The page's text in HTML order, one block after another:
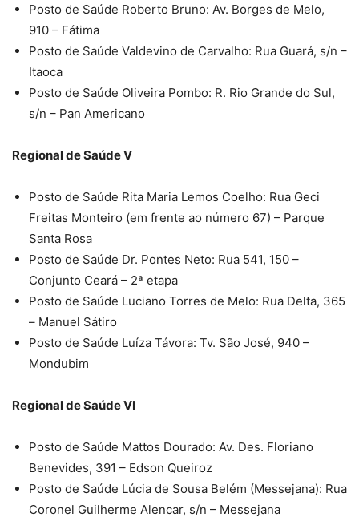
Posto de Saúde Roberto Bruno: Av. Borges de Melo,
910 – Fátima
Posto de Saúde Valdevino de Carvalho: Rua Guará, s/n –
Itaoca
Posto de Saúde Oliveira Pombo: R. Rio Grande do Sul,
s/n – Pan Americano
Regional de Saúde V
Posto de Saúde Rita Maria Lemos Coelho: Rua Geci
Freitas Monteiro (em frente ao número 67) – Parque
Santa Rosa
Posto de Saúde Dr. Pontes Neto: Rua 541, 150 –
Conjunto Ceará – 2ª etapa
Posto de Saúde Luciano Torres de Melo: Rua Delta, 365
– Manuel Sátiro
Posto de Saúde Luíza Távora: Tv. São José, 940 –
Mondubim
Regional de Saúde VI
Posto de Saúde Mattos Dourado: Av. Des. Floriano
Benevides, 391 – Edson Queiroz
Posto de Saúde Lúcia de Sousa Belém (Messejana): Rua
Coronel Guilherme Alencar, s/n – Messejana